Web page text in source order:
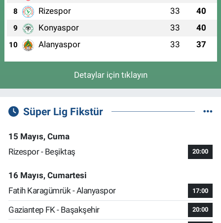
8 Rizespor 33 40
9 Konyaspor 33 40
10 Alanyaspor 33 37
Detaylar için tıklayın
Süper Lig Fikstür
15 Mayıs, Cuma
Rizespor - Beşiktaş
20:00
16 Mayıs, Cumartesi
Fatih Karagümrük - Alanyaspor
17:00
Gaziantep FK - Başakşehir 20:00